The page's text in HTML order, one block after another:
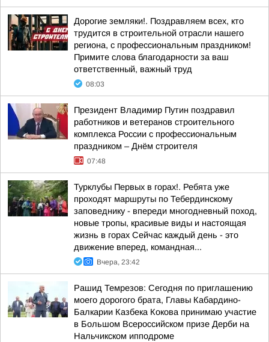
Дорогие земляки!. Поздравляем всех, кто
трудится в строительной отрасли нашего
региона, с профессиональным праздником!
Примите слова благодарности за ваш
ответственный, важный труд
08:03
Президент Владимир Путин поздравил
работников и ветеранов строительного
комплекса России с профессиональным
праздником – Днём строителя
07:48
Турклубы Первых в горах!. Ребята уже
проходят маршруты по Тебердинскому
заповеднику - впереди многодневный поход,
новые тропы, красивые виды и настоящая
жизнь в горах Сейчас каждый день - это
движение вперед, командная...
Вчера, 23:42
Рашид Темрезов: Сегодня по приглашению
моего дорогого брата, Главы Кабардино-
Балкарии Казбека Кокова принимаю участие
в Большом Всероссийском призе Дерби на
Нальчикском ипподроме